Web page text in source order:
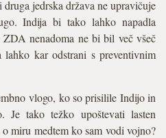
jedrska država ne upravičuje
Indija bi tako lahko napadla
nenadoma ne bi bil več všeč
kar odstrani s preventivnim
vlogo, ko so prisilile Indijo in
Je tako težko upoštevati lasten
miru medtem ko sam vodi vojno?